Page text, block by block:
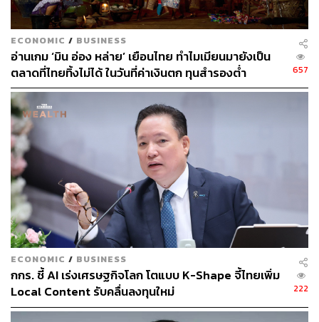
เป็นสินทรัพย์ที่เอาไปค้ำกู้หรือเข้าระบบต่อได้
สำหรับคดี เบนสมิธ – แตงไทย ทรัพย์ที่ถูกยึดส่วนใหญ่คือ
ที่ดิน, คอนโด, หลักทรัพย์ รวม 9,279 ล้านบาท ถือเป็นเครือ
ข่ายที่ใช้ ‘อสังหาฯ ไทย’ เป็นปลายทางมากที่สุด
ผลกระทบเศรษฐกิจจริง: ราคาอสังหาฯ – เงิน
สกปรกไหลเข้าระบบ และความเสี่ยง FATF โดน
จับตา
ภาพรวมปัญหาไม่ใช่แค่เรื่องอาชญากรรม แต่เริ่มขยับเป็น
‘ความเสี่ยงเชิงระบบ’ ของเศรษฐกิจไทยใน 3 ทางพร้อมกัน
1. ตลาดอสังหาฯ ถูกบิดเบือนราคา (Price Distortion)
ECONOMIC / BUSINESS
อ่านเกม ‘มิน อ่อง หล่าย’ เยือนไทย ทำไมเมียนมายังเป็น
ตลาดที่ไทยทิ้งไม่ได้ ในวันที่ค่าเงินตก ทุนสำรองต่ำ
657
ECONOMIC / BUSINESS
กกร. ชี้ AI เร่งเศรษฐกิจโลก โตแบบ K-Shape จี้ไทยเพิ่ม
Local Content รับคลื่นลงทุนใหม่
222